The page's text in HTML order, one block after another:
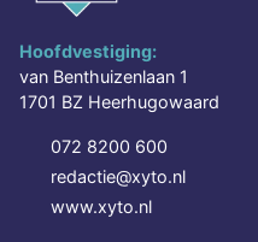
Hoofdvestiging:
van Benthuizenlaan 1
1701 BZ Heerhugowaard
072 8200 600
redactie@xyto.nl
www.xyto.nl